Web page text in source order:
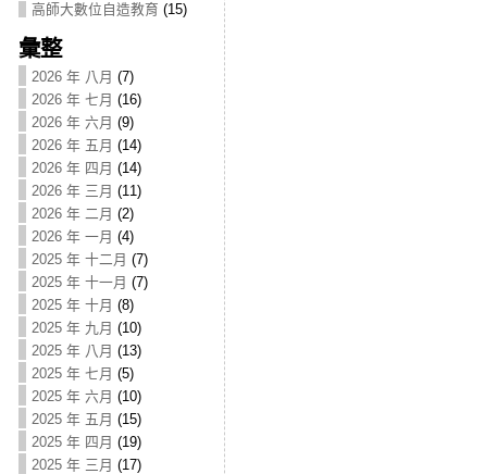
高師大數位自造教育 (15)
彙整
2026 年 八月 (7)
2026 年 七月 (16)
2026 年 六月 (9)
2026 年 五月 (14)
2026 年 四月 (14)
2026 年 三月 (11)
2026 年 二月 (2)
2026 年 一月 (4)
2025 年 十二月 (7)
2025 年 十一月 (7)
2025 年 十月 (8)
2025 年 九月 (10)
2025 年 八月 (13)
2025 年 七月 (5)
2025 年 六月 (10)
2025 年 五月 (15)
2025 年 四月 (19)
2025 年 三月 (17)